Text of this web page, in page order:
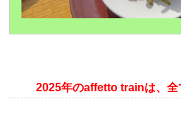
2025年のaffetto trainは、全